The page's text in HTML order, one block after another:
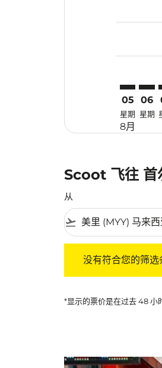
05
星期
8月
06
星期
Scoot 飞往 首
从
flight_takeoff
没有符合您的筛选
*显示的票价是在过去 48 小